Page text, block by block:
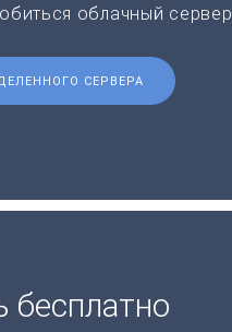
облачный сервер.
СЕРВЕРА
бесплатно